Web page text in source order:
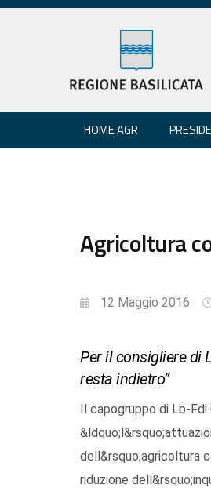
HOME AGR
Agricoltura
12 Maggio 2016
Per il consigliere di
resta indietro”
Il capogruppo di Lb-Fdi
dell&rsquo;agricoltura
riduzione